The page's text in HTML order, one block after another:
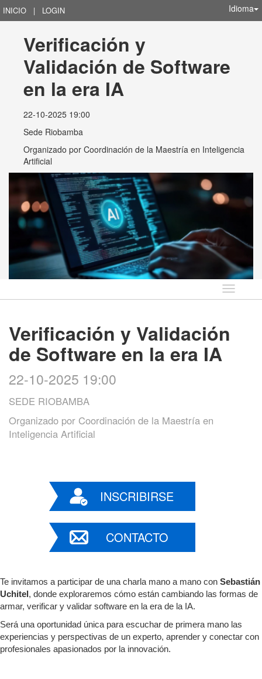
INICIO | LOGIN Idioma
Verificación y
Validación de Software
en la era IA
22-10-2025 19:00
Sede Riobamba
Organizado por Coordinación de la Maestría en Inteligencia
Artificial
Idioma
Verificación y Validación
de Software en la era IA
22-10-2025 19:00
SEDE RIOBAMBA
Organizado por Coordinación de la Maestría en
Inteligencia Artificial
INSCRIBIRSE
CONTACTO
Te invitamos a participar de una charla mano a mano con Sebastián
Uchitel, donde exploraremos cómo están cambiando las formas de
armar, verificar y validar software en la era de la IA.
Será una oportunidad única para escuchar de primera mano las
experiencias y perspectivas de un experto, aprender y conectar con
profesionales apasionados por la innovación.